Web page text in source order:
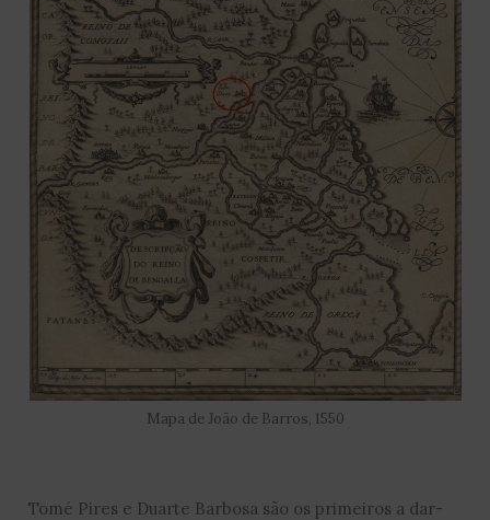
Mapa de João de Barros, 1550
Tomé Pires e Duarte Barbosa são os primeiros a dar-